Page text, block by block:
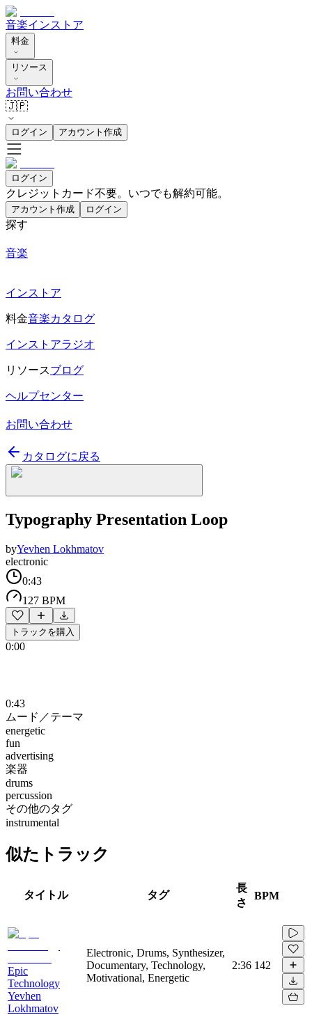
音楽インストア
料金
リソース
お問い合わせ
🇯🇵
ログイン アカウント作成
ログイン
クレジットカード不要。いつでも解約可能。
アカウント作成 ログイン
探す
音楽
インストア
料金音楽カタログ
インストアラジオ
リソースブログ
ヘルプセンター
お問い合わせ
カタログに戻る
Typography Presentation Loop
byYevhen Lokhmatov
electronic
0:43
127 BPM
トラックを購入
0:00
0:43
ムード／テーマ
energetic
fun
advertising
楽器
drums
percussion
その他のタグ
instrumental
似たトラック
タイトル タグ
長
さ
BPM
Epic
Technology
Yevhen
Lokhmatov
Electronic, Drums, Synthesizer,
Documentary, Technology,
Motivational, Energetic
2:36 142